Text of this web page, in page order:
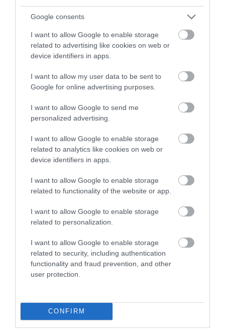
Google consents
I want to allow Google to enable storage
related to advertising like cookies on web or
device identifiers in apps.
I want to allow my user data to be sent to
Google for online advertising purposes.
I want to allow Google to send me
personalized advertising.
I want to allow Google to enable storage
related to analytics like cookies on web or
device identifiers in apps.
I want to allow Google to enable storage
related to functionality of the website or app.
I want to allow Google to enable storage
related to personalization.
I want to allow Google to enable storage
related to security, including authentication
functionality and fraud prevention, and other
user protection.
CONFIRM
KLÍMATÖRTÉNET, CSAK OTT
NINCSENEK LÁTVÁNYOS
2026-08-10
SZÍNES HALAKBÓL ÁLL: MOST
2026-08-06
NEM CSAK A FÖLD
SZOMJAZIK: LÉGKÖRI ASZÁLY
NÖVÉNYEKBŐL
ALATTA A TERMÉSZETTEL?